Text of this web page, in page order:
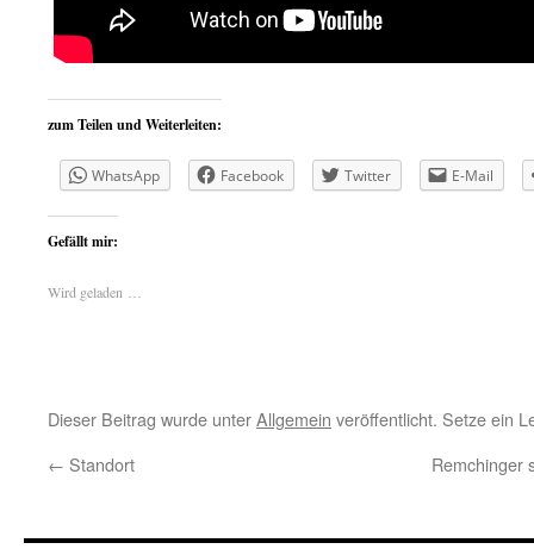
zum Teilen und Weiterleiten:
WhatsApp Facebook Twitter E-Mail
Gefällt mir:
Wird geladen …
Dieser Beitrag wurde unterAllgemein veröffentlicht. Setze ein
← Standort Remchinger